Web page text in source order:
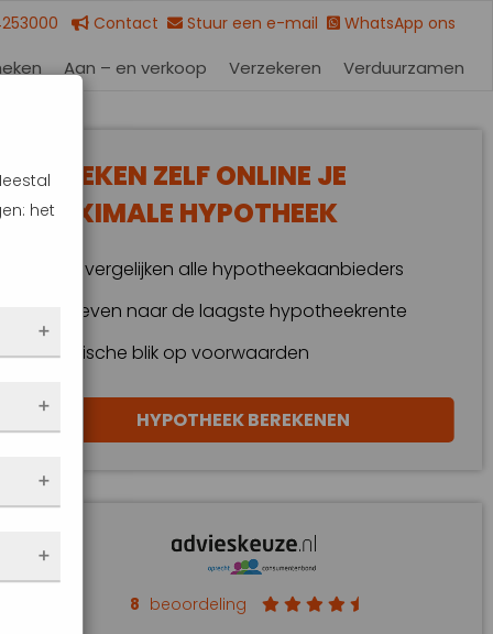
Contact Stuur een e-mail WhatsApp ons
Aan – en verkoop Verzekeren Verduurzamen
BEREKEN ZELF ONLINE JE
MAXIMALE HYPOTHEEK
Wij vergelijken alle hypotheekaanbieders
Streven naar de laagste hypotheekrente
Kritische blik op voorwaarden
HYPOTHEEK BEREKENEN
8 beoordeling
het
op